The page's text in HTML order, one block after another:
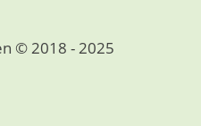
© 2018 - 2025